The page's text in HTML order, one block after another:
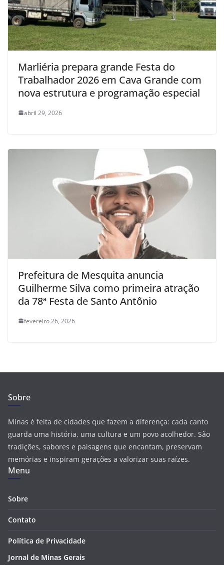
Marliéria prepara grande Festa do
Trabalhador 2026 em Cava Grande com
nova estrutura e programação especial
abril 29, 2026
Prefeitura de Mesquita anuncia
Guilherme Silva como primeira atração
da 78ª Festa de Santo Antônio
fevereiro 26, 2026
Sobre
Minas é feita de cidades que fazem a diferença: cada canto
guarda uma história, uma cultura e um povo acolhedor. São
tradições, sabores e paisagens que encantam, preservam
memórias e inspiram gerações a valorizar suas raízes.
Menu
Sobre
Contato
Política de Privacidade
Jornal de Minas Gerais